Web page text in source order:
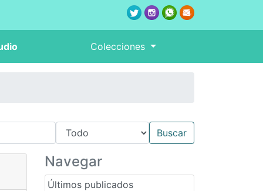
Colecciones
Navegar
Últimos publicados